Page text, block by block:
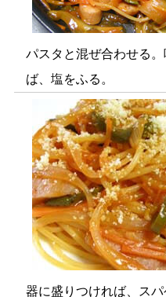
パスタと混ぜ合わせる
ば、塩をふる。
器に盛りつければ、ス